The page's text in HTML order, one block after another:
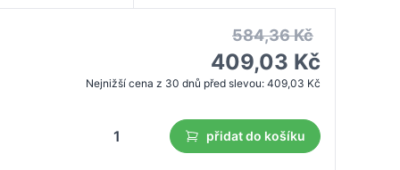
584,36 Kč
409,03 Kč
Nejnižší cena z 30 dnů před slevou: 409,03 Kč
přidat do košíku